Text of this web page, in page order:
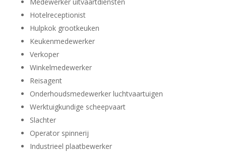
Hotelreceptionist
Hulpkok grootkeuken
Keukenmedewerker
Verkoper
Winkelmedewerker
Reisagent
Onderhoudsmedewerker luchtvaartuigen
Werktuigkundige scheepvaart
Slachter
Operator spinnerij
Industrieel plaatbewerker